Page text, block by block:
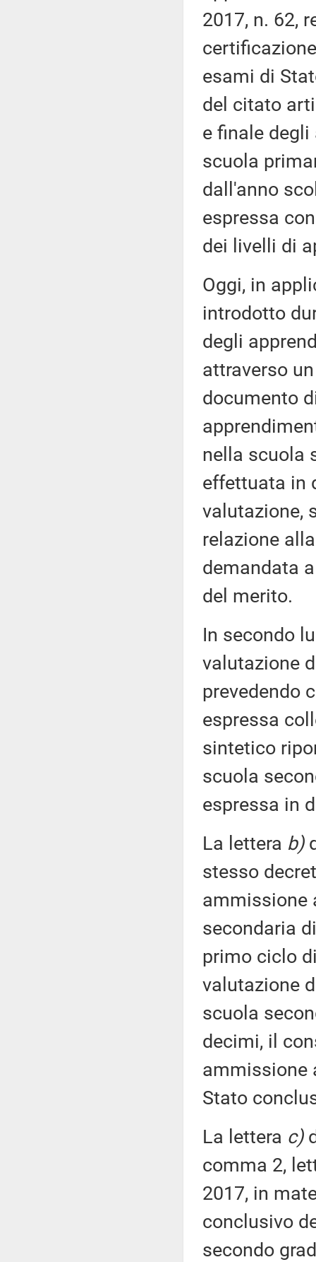
2017, n. 62,
esami di
del citato
e finale degli
scuola
dall'anno
espressa
dei livelli di
Oggi, in
introdotto
degli
attraverso
documento
nella scuola
effettuata in
valutazione,
relazione
demandata
del merito.
In secondo
valutazione
prevedendo
espressa
sintetico
scuola
espressa in
La lettera b)
stesso
ammissione
secondaria
primo ciclo
valutazione
scuola
decimi, il
ammissione
Stato
La lettera c)
comma 2,
2017, in
conclusivo
secondo